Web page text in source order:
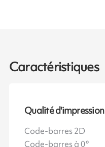
Caractéristiques
Qualité d'impression
Code-barres 2D
Code-barres à 0°